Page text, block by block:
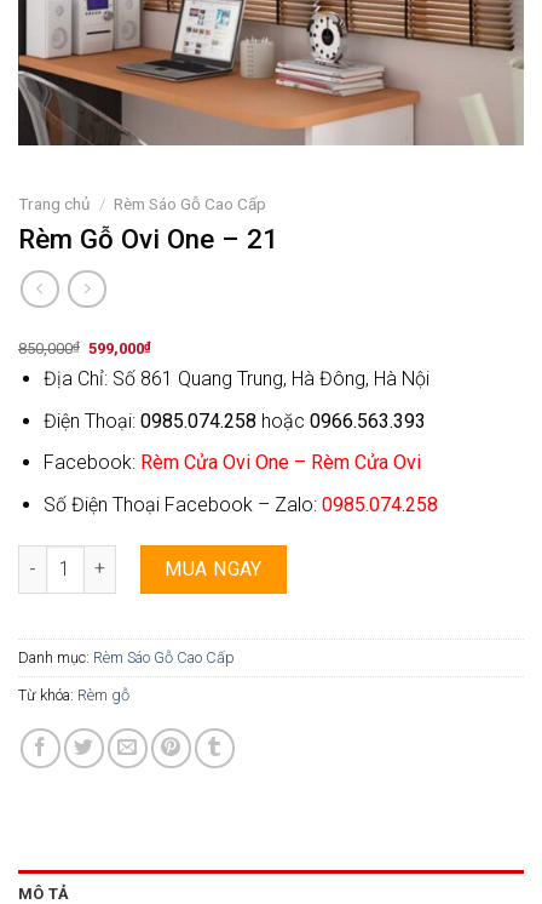
Trang chủ / Rèm Sáo Gỗ Cao Cấp
Rèm Gỗ Ovi One – 21
850,000₫
Original
price
was:
599,000₫Current
is:
599,000₫.
Địa Chỉ: Số 861 Quang Trung, Hà Đông, Hà Nội
Điện Thoại: 0985.074.258 hoặc 0966.563.393
Facebook: Rèm Cửa Ovi One – Rèm Cửa Ovi
Số Điện Thoại Facebook – Zalo: 0985.074.258
Rèm Gỗ Ovi One - 21 số lượng
MUA NGAY
Danh mục: Rèm Sáo Gỗ Cao Cấp
Từ khóa: Rèm gỗ
MÔ TẢ